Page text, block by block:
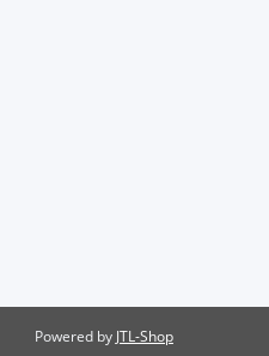
Powered by JTL-Shop